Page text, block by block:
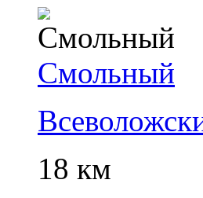
Смольный
18 км